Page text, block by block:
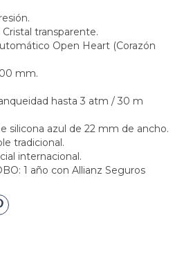
Cristal transparente.
Open Heart (Corazón
mm.
hasta 3 atm / 30 m
silicona azul de 22 mm de ancho.
tradicional.
internacional.
1 año con Allianz Seguros